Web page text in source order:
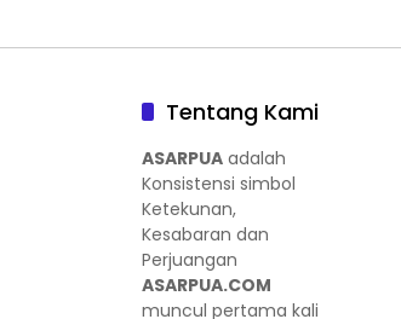
Tentang Kami
ASARPUA adalah
Konsistensi simbol
Ketekunan,
Kesabaran dan
Perjuangan
ASARPUA.COM
muncul pertama kali